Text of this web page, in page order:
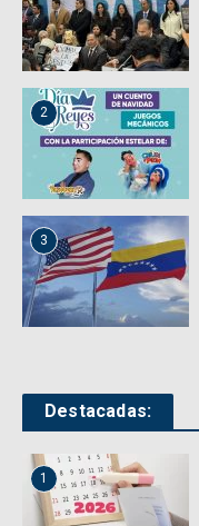
2
3
Destacadas:
1